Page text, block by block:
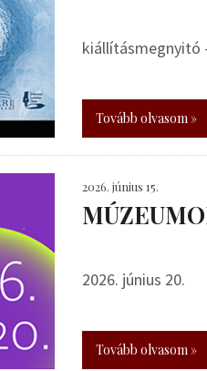
kiállításmegnyitó
Tovább olvasom »
2026. június 15.
2026. június 20.
Tovább olvasom »